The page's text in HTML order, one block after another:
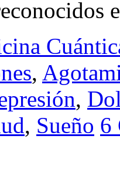
,
,
, Sueño 6